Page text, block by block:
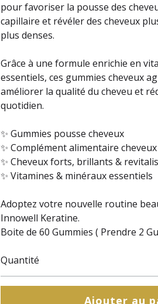
pour favoriser la pousse des
capillaire et révéler des cheveux
plus denses.
Grâce à une formule enrichie en
essentiels, ces gummies cheveux
améliorer la qualité du cheveu et
quotidien.
✨ Gummies pousse cheveux
✨ Complément alimentaire cheveux
✨ Cheveux forts, brillants &
✨ Vitamines & minéraux essentiels
Adoptez votre nouvelle routine
Innowell Keratine.
Boite de 60 Gummies ( Prendre 2
Quantité
Ajouter au